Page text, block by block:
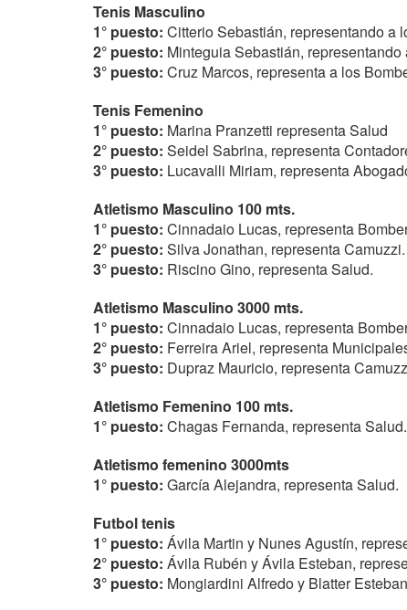
Tenis Masculino
1° puesto: Citterio Sebastián, representando a
2° puesto: Minteguia Sebastián, representando
3° puesto: Cruz Marcos, representa a los
Tenis Femenino
1° puesto: Marina Pranzetti representa Salud
2° puesto: Seidel Sabrina, representa
3° puesto: Lucavalli Miriam, representa
Atletismo Masculino 100 mts.
1° puesto: Cinnadaio Lucas, representa
2° puesto: Silva Jonathan, representa Camuzzi.
3° puesto: Riscino Gino, representa Salud.
Atletismo Masculino 3000 mts.
1° puesto: Cinnadaio Lucas, representa
2° puesto: Ferreira Ariel, representa
3° puesto: Dupraz Mauricio, representa
Atletismo Femenino 100 mts.
1° puesto: Chagas Fernanda, representa Salud.
Atletismo femenino 3000mts
1° puesto: García Alejandra, representa Salud.
Futbol tenis
1° puesto: Ávila Martin y Nunes Agustín,
2° puesto: Ávila Rubén y Ávila Esteban,
3° puesto: Mongiardini Alfredo y Blatter